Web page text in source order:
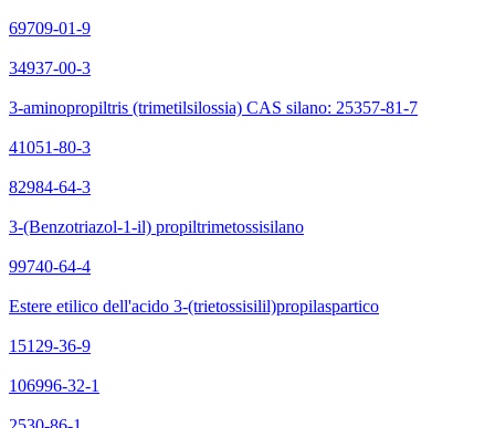
69709-01-9
34937-00-3
3-aminopropiltris (trimetilsilossia) CAS silano: 25357-81-7
41051-80-3
82984-64-3
3-(Benzotriazol-1-il) propiltrimetossisilano
99740-64-4
Estere etilico dell'acido 3-(trietossisilil)propilaspartico
15129-36-9
106996-32-1